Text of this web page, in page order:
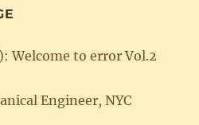
Welcome to error Vol.2
Engineer, NYC